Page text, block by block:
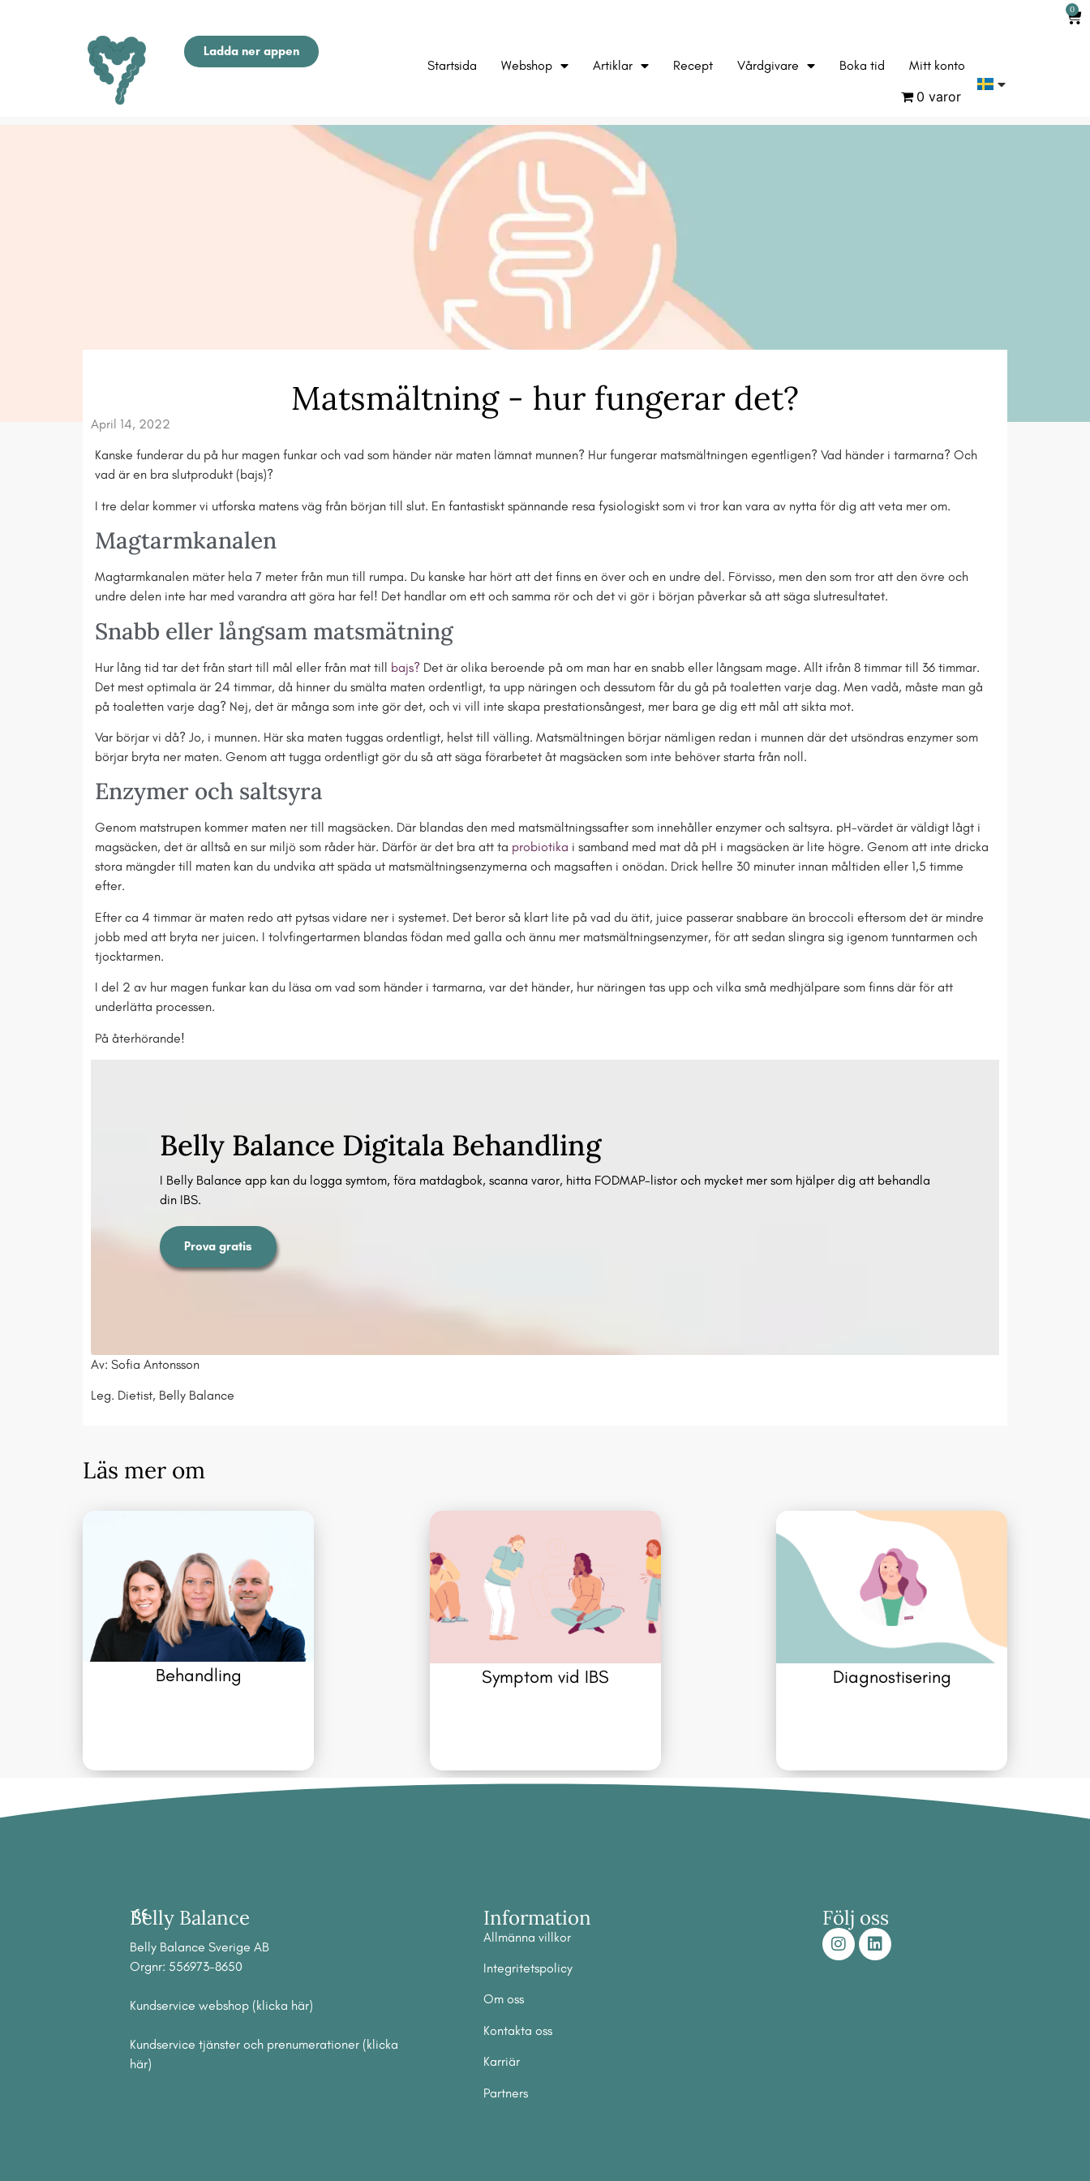
0
Ladda ner appen
Startsida Webshop Artiklar Recept Vårdgivare Boka tid Mitt konto
0 varor
Matsmältning - hur fungerar det?
April 14, 2022
Kanske funderar du på hur magen funkar och vad som händer när maten lämnat munnen? Hur fungerar matsmältningen egentligen? Vad händer i tarmarna? Och
vad är en bra slutprodukt (bajs)?
I tre delar kommer vi utforska matens väg från början till slut. En fantastiskt spännande resa fysiologiskt som vi tror kan vara av nytta för dig att veta mer om.
Magtarmkanalen
Magtarmkanalen mäter hela 7 meter från mun till rumpa. Du kanske har hört att det finns en över och en undre del. Förvisso, men den som tror att den övre och
undre delen inte har med varandra att göra har fel! Det handlar om ett och samma rör och det vi gör i början påverkar så att säga slutresultatet.
Snabb eller långsam matsmätning
Hur lång tid tar det från start till mål eller från mat till bajs? Det är olika beroende på om man har en snabb eller långsam mage. Allt ifrån 8 timmar till 36 timmar.
Det mest optimala är 24 timmar, då hinner du smälta maten ordentligt, ta upp näringen och dessutom får du gå på toaletten varje dag. Men vadå, måste man gå
på toaletten varje dag? Nej, det är många som inte gör det, och vi vill inte skapa prestationsångest, mer bara ge dig ett mål att sikta mot.
Var börjar vi då? Jo, i munnen. Här ska maten tuggas ordentligt, helst till välling. Matsmältningen börjar nämligen redan i munnen där det utsöndras enzymer som
börjar bryta ner maten. Genom att tugga ordentligt gör du så att säga förarbetet åt magsäcken som inte behöver starta från noll.
Enzymer och saltsyra
Genom matstrupen kommer maten ner till magsäcken. Där blandas den med matsmältningssafter som innehåller enzymer och saltsyra. pH-värdet är väldigt lågt i
magsäcken, det är alltså en sur miljö som råder här. Därför är det bra att ta probiotika i samband med mat då pH i magsäcken är lite högre. Genom att inte dricka
stora mängder till maten kan du undvika att späda ut matsmältningsenzymerna och magsaften i onödan. Drick hellre 30 minuter innan måltiden eller 1,5 timme
efter.
Efter ca 4 timmar är maten redo att pytsas vidare ner i systemet. Det beror så klart lite på vad du ätit, juice passerar snabbare än broccoli eftersom det är mindre
jobb med att bryta ner juicen. I tolvfingertarmen blandas födan med galla och ännu mer matsmältningsenzymer, för att sedan slingra sig igenom tunntarmen och
tjocktarmen.
I del 2 av hur magen funkar kan du läsa om vad som händer i tarmarna, var det händer, hur näringen tas upp och vilka små medhjälpare som finns där för att
underlätta processen.
På återhörande!
Belly Balance Digitala Behandling
I Belly Balance app kan du logga symtom, föra matdagbok, scanna varor, hitta FODMAP-listor och mycket mer som hjälper dig att behandla
din IBS.
Prova gratis
Av: Sofia Antonsson
Leg. Dietist, Belly Balance
Läs mer om
Behandling Symptom vid IBS Diagnostisering
Belly Balance
Belly Balance Sverige AB
Orgnr: 556973-8650
Kundservice webshop (klicka här)
Kundservice tjänster och prenumerationer (klicka
här)
Information
Allmänna villkor
Integritetspolicy
Omoss
Kontakta oss
Karriär
Partners
Följ oss